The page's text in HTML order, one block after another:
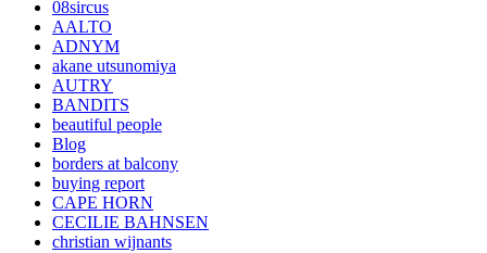
08sircus
AALTO
ADNYM
akane utsunomiya
AUTRY
BANDITS
beautiful people
Blog
borders at balcony
buying report
CAPE HORN
CECILIE BAHNSEN
christian wijnants